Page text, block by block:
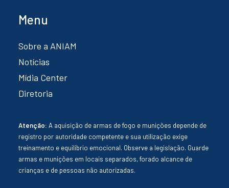
Menu
Sobre a ANIAM
Notícias
Mídia Center
Diretoria
Atenção: A aquisição de armas de fogo e munições depende de
registro por autoridade competente e sua utilização exige
treinamento e equilíbrio emocional. Observe a legislação. Guarde
armas e munições em locais separados, forado alcance de
crianças e de pessoas não autorizadas.